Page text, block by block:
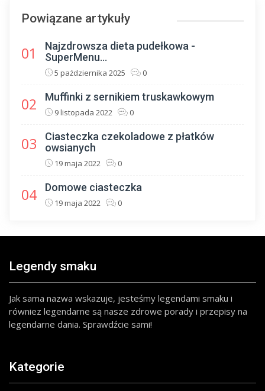
Powiązane artykuły
01
Najzdrowsza dieta pudełkowa -
SuperMenu...
5 października 2025 0
02 Muffinki z sernikiem truskawkowym
9 listopada 2022 0
03
Ciasteczka czekoladowe z płatków
owsianych
19 maja 2022 0
04 Domowe ciasteczka
19 maja 2022 0
Legendy smaku
Jak sama nazwa wskazuje, jesteśmy legendami smaku i
równiez legendarne są nasze zdrowe porady i przepisy na
legendarne dania. Sprawdźcie sami!
Kategorie